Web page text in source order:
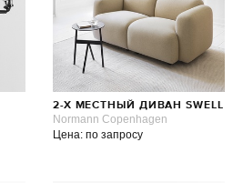
2-Х МЕСТНЫЙ ДИВАН SWELL
Normann Copenhagen
Цена: по запросу